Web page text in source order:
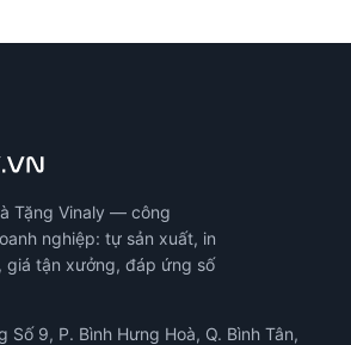
Tặng Vinaly — công
nghiệp: tự sản xuất, in
giá tận xưởng, đáp ứng số
9, P. Bình Hưng Hoà, Q. Bình Tân,